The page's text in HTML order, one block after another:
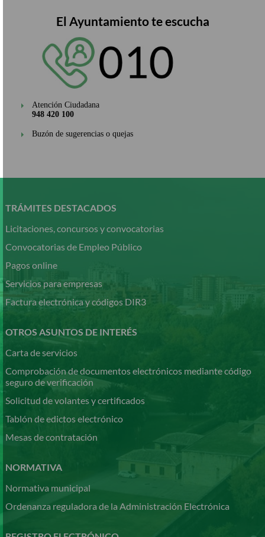
El Ayuntamiento te escucha
Atención Ciudadana
948 420 100
Buzón de sugerencias o quejas
contenido
TRÁMITES DESTACADOS
Licitaciones, concursos y convocatorias
Convocatorias de Empleo Público
Pagos online
Servicios para empresas
Factura electrónica y códigos DIR3
OTROS ASUNTOS DE INTERÉS
Carta de servicios
Comprobación de documentos electrónicos mediante código
seguro de verificación
Solicitud de volantes y certificados
Tablón de edictos electrónico
Mesas de contratación
NORMATIVA
Normativa municipal
Ordenanza reguladora de la Administración Electrónica